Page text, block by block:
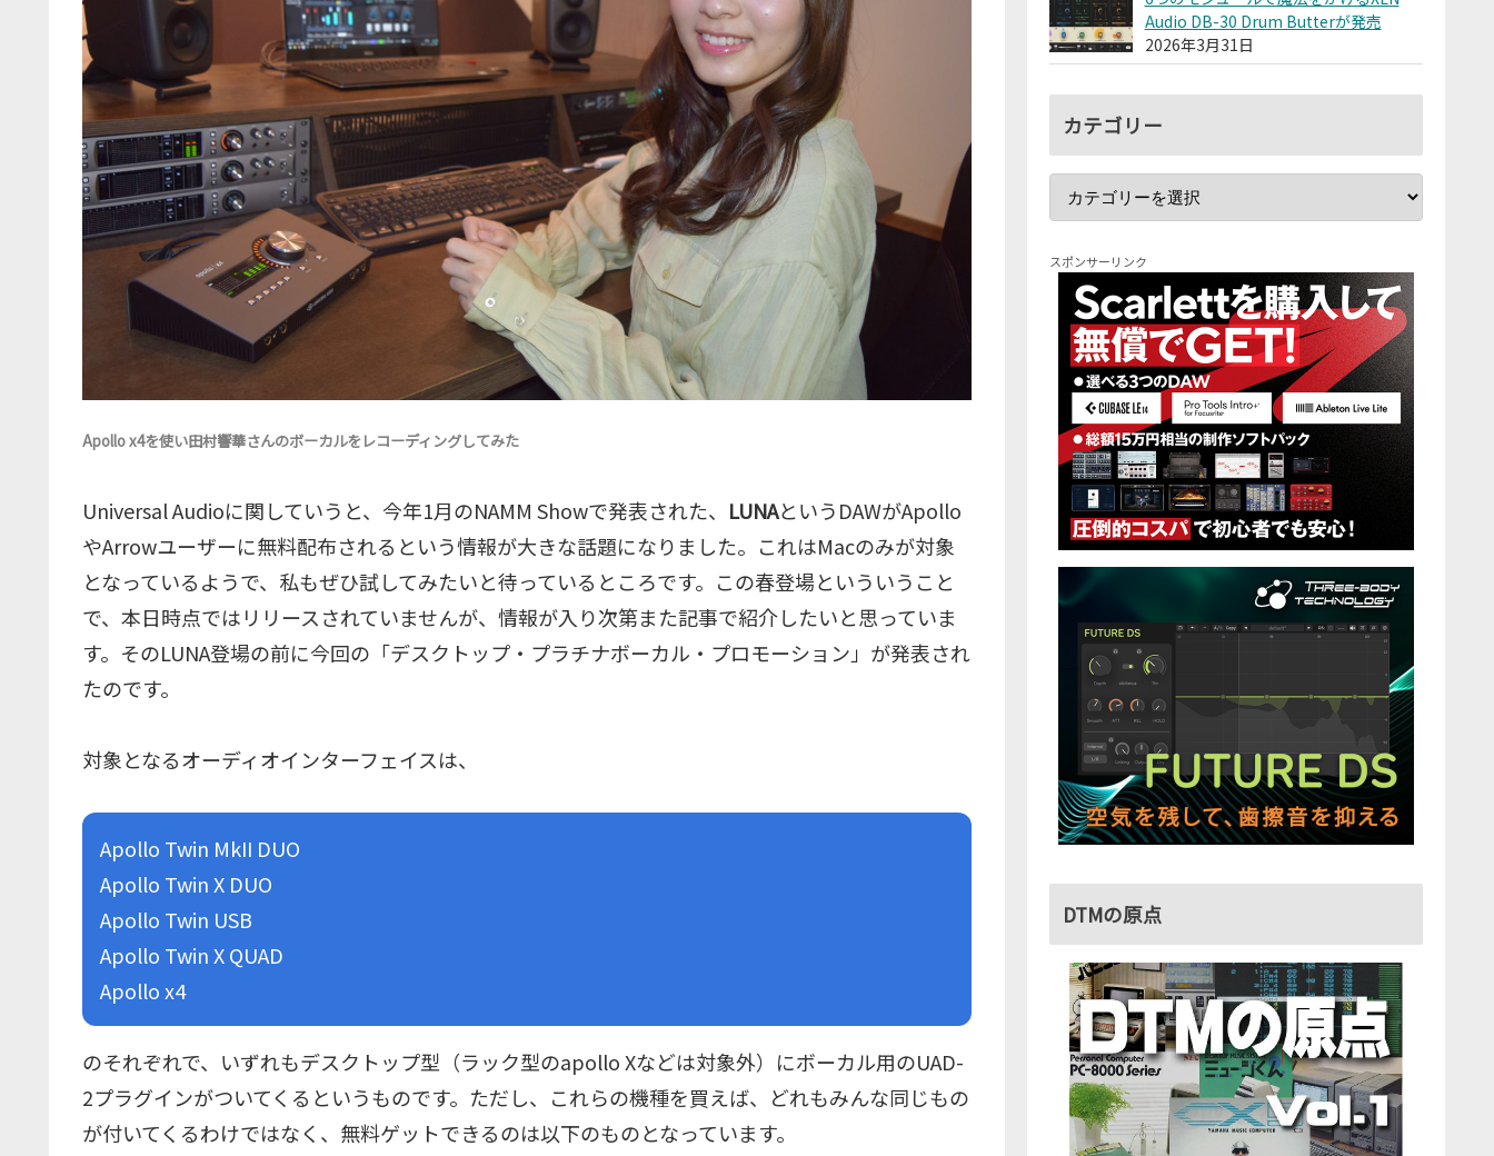
Apollo x4を使い田村響華さんのボーカルをレコーディングしてみた
Universal Audioに関していうと、今年1月のNAMM Showで発表された、 LUNAというDAWがApollo
やArrowユーザーに無料配布されるという情報が大きな話題になりました。これはMacのみが対象
となっているようで、私もぜひ試してみたいと待っているところです。この春登場といういうこと
で、本日時点ではリリースされていませんが、情報が入り次第また記事で紹介したいと思っていま
す。そのLUNA登場の前に今回の「デスクトップ・プラチナボーカル・プロモーション」が発表され
たのです。
対象となるオーディオインターフェイスは、
Apollo Twin MkII DUO
Apollo Twin X DUO
Apollo Twin USB
Apollo Twin X QUAD
Apollo x4
のそれぞれで、いずれもデスクトップ型（ラック型のapollo Xなどは対象外）にボーカル用のUAD-
2プラグインがついてくるというものです。ただし、これらの機種を買えば、どれもみんな同じもの
が付いてくるわけではなく、無料ゲットできるのは以下のものとなっています。
Audio DB-30 Drum Butterが発売
2026年3月31日
カテゴリー
スポンサーリンク
DTMの原点